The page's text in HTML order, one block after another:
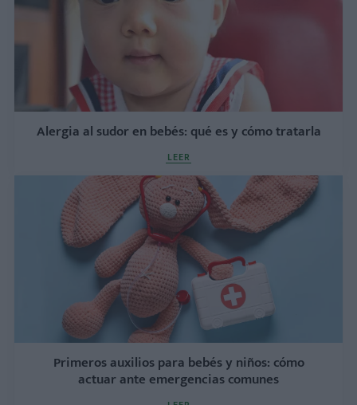
Alergia al sudor en bebés: qué es y cómo tratarla
LEER
Primeros auxilios para bebés y niños: cómo
actuar ante emergencias comunes